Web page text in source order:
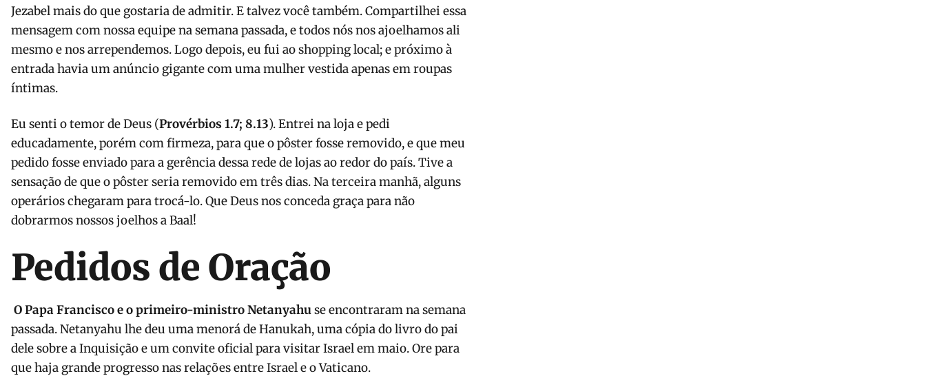
Jezabel mais do que gostaria de admitir. E talvez você também. Compartilhei essa
mensagem com nossa equipe na semana passada, e todos nós nos ajoelhamos ali
mesmo e nos arrependemos. Logo depois, eu fui ao shopping local; e próximo à
entrada havia um anúncio gigante com uma mulher vestida apenas em roupas
íntimas.
Eu senti o temor de Deus (Provérbios 1.7; 8.13). Entrei na loja e pedi
educadamente, porém com firmeza, para que o pôster fosse removido, e que meu
pedido fosse enviado para a gerência dessa rede de lojas ao redor do país. Tive a
sensação de que o pôster seria removido em três dias. Na terceira manhã, alguns
operários chegaram para trocá-lo. Que Deus nos conceda graça para não
dobrarmos nossos joelhos a Baal!
Pedidos de Oração
O Papa Francisco e o primeiro-ministro Netanyahuse encontraram na semana
passada. Netanyahu lhe deu uma menorá de Hanukah, uma cópia do livro do pai
dele sobre a Inquisição e um convite oficial para visitar Israel em maio. Ore para
que haja grande progresso nas relações entre Israel e o Vaticano.